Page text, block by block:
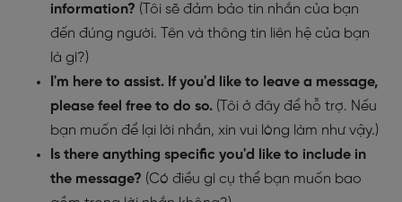
information? (Tôi sẽ đảm bảo tin nhắn của bạn
đến đúng người. Tên và thông tin liên hệ của bạn
là gì?)
I'm here to assist. If you'd like to leave a message,
please feel free to do so. (Tôi ở đây để hỗ trợ. Nếu
bạn muốn để lại lời nhắn, xin vui lòng làm như vậy.)
Is there anything specific you'd like to include in
the message? (Có điều gì cụ thể bạn muốn bao